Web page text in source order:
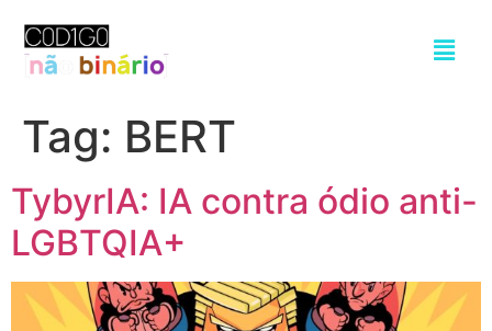
Tag: BERT
TybyrIA: IA contra ódio anti-
LGBTQIA+